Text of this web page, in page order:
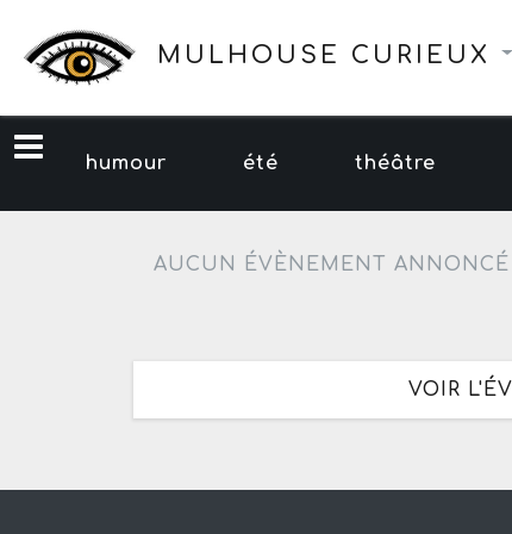
MULHOUSE CURIEUX
humour été théâtre
AUCUN ÉVÈNEMENT
VOIR